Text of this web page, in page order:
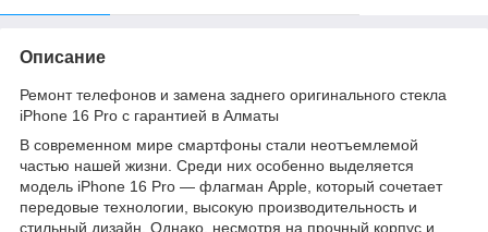
Описание
Ремонт телефонов и замена заднего оригинального стекла
iPhone 16 Pro с гарантией в Алматы
В современном мире смартфоны стали неотъемлемой
частью нашей жизни. Среди них особенно выделяется
модель iPhone 16 Pro — флагман Apple, который сочетает
передовые технологии, высокую производительность и
стильный дизайн. Однако, несмотря на прочный корпус и